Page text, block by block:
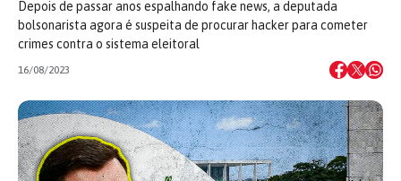
Depois de passar anos espalhando fake news, a deputada
bolsonarista agora é suspeita de procurar hacker para cometer
crimes contra o sistema eleitoral
16/08/2023